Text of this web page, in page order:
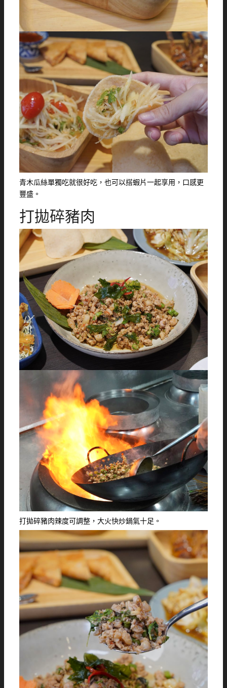
青木瓜絲單獨吃就很好吃，也可以搭蝦片一起享用，口感更
豐盛。
打拋碎豬肉
打拋碎豬肉辣度可調整，大火快炒鍋氣十足。